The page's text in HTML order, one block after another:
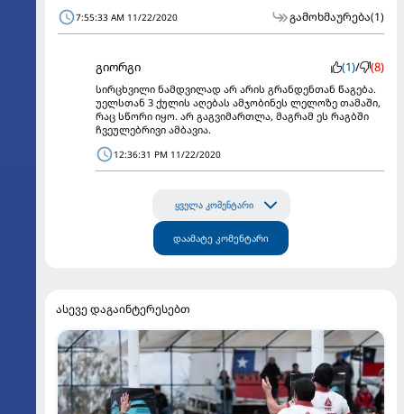
7:55:33 AM 11/22/2020 გამოხმაურება(1)
გიორგი (1)/ (8)
სირცხვილი ნამდვილად არ არის გრანდენთან წაგება.
უელსთან 3 ქულის აღებას ამჯობინეს ლელოზე თამაში,
რაც სწორი იყო. არ გაგვიმართლა, მაგრამ ეს რაგბში
ჩვეულებრივი ამბავია.
12:36:31 PM 11/22/2020
ყველა კომენტარი
დაამატე კომენტარი
ასევე დაგაინტერესებთ